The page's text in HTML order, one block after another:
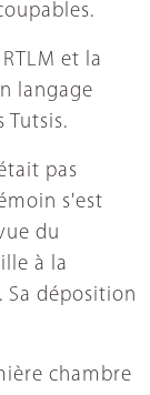
et la
langage
Tutsis.
pas
s'est
du
à la
Sa déposition
chambre